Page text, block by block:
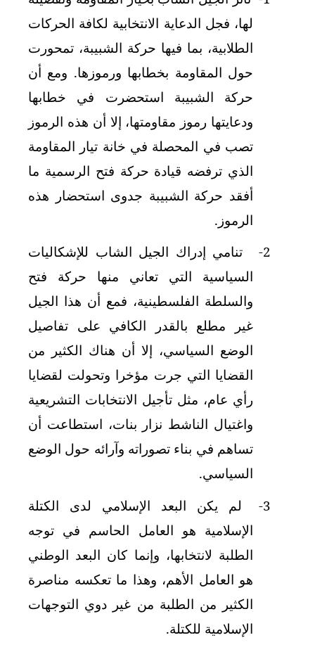
لها، فجل الدعاية الانتخابية لكافة الحركات
الطلابية، بما فيها حركة الشبيبة، تمحورت
حول المقاومة بخطابها ورموزها. ومع أن
حركة الشبيبة استحضرت في خطابها
ودعايتها رموز مقاومتها، إلا أن هذه الرموز
تصب في المحصلة في خانة تيار المقاومة
الذي ترفضه قيادة حركة فتح الرسمية ما
أفقد حركة الشبيبة جدوى استحضار هذه
الرموز.
2-
تنامي إدراك الجيل الشاب للإشكاليات
السياسية التي تعاني منها حركة فتح
والسلطة الفلسطينية، فمع أن هذا الجيل
غير مطلع بالقدر الكافي على تفاصيل
الوضع السياسي، إلا أن هناك الكثير من
القضايا التي جرت مؤخرا وتحولت لقضايا
رأي عام، مثل تأجيل الانتخابات التشريعية
واغتيال الناشط نزار بنات، استطاعت أن
تساهم في بناء تصوراته وآرائه حول الوضع
السياسي.
3-
لم يكن البعد الإسلامي لدى الكتلة
الإسلامية هو العامل الحاسم في توجه
الطلبة لانتخابها، وإنما كان البعد الوطني
هو العامل الأهم، وهذا ما تعكسه مناصرة
الكثير من الطلبة من غير دوي التوجهات
الإسلامية للكتلة.